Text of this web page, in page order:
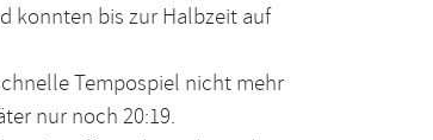
konnten bis zur Halbzeit auf
Tempospiel nicht mehr
nur noch 20:19.